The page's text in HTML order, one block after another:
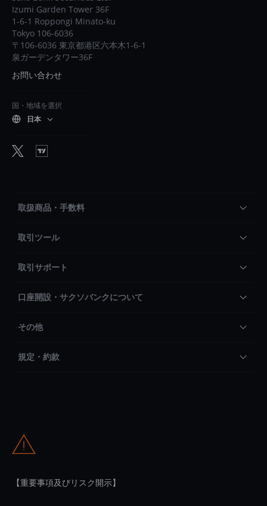
Izumi Garden Tower 36F
1-6-1 Roppongi Minato-ku
Tokyo 106-6036
〒106-6036 東京都港区六本木1-6-1
泉ガーデンタワー36F
お問い合わせ
国・地域を選択
日本
取扱商品・手数料
取引ツール
取引サポート
口座開設・サクソバンクについて
その他
規定・約款
【重要事項及びリスク開示】